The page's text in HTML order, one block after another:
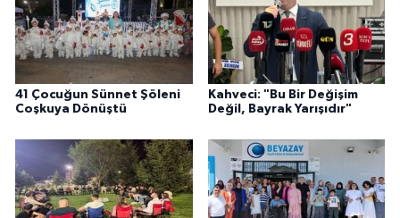
41 Çocuğun Sünnet Şöleni
Coşkuya Dönüştü
Kahveci: "Bu Bir Değişim
Değil, Bayrak Yarışıdır"